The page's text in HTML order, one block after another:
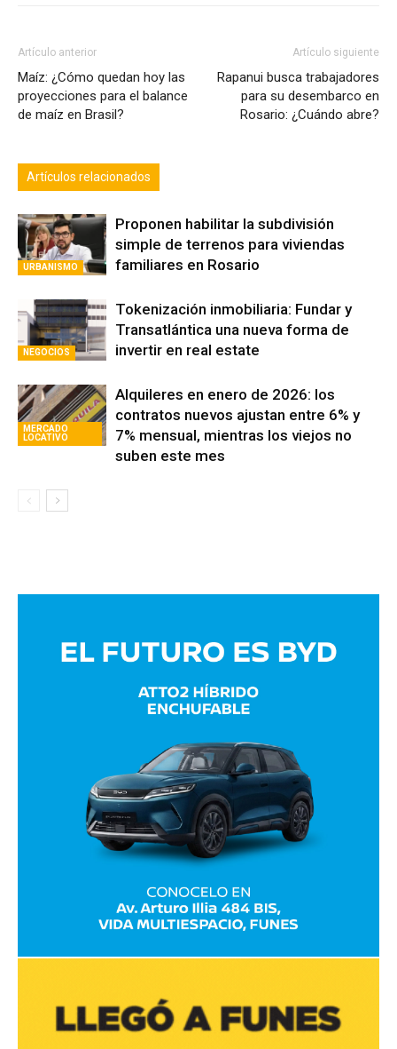
Artículo anterior
Maíz: ¿Cómo quedan hoy las
proyecciones para el balance
de maíz en Brasil?
Artículo siguiente
Rapanui busca trabajadores
para su desembarco en
Rosario: ¿Cuándo abre?
Artículos relacionados
URBANISMO
Proponen habilitar la subdivisión
simple de terrenos para viviendas
familiares en Rosario
NEGOCIOS
Tokenización inmobiliaria: Fundar y
Transatlántica una nueva forma de
invertir en real estate
MERCADO
LOCATIVO
Alquileres en enero de 2026: los
contratos nuevos ajustan entre 6% y
7% mensual, mientras los viejos no
suben este mes